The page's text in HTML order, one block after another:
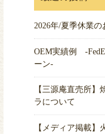
2026年/夏季休業の
OEM実績例 -
ーン-
【三源庵直売所】
ラについて
【メディア掲載】